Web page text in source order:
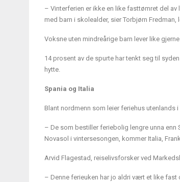
– Vinterferien er ikke en like fasttømret del
med barn i skolealder, sier Torbjørn Fredman,
Voksne uten mindreårige barn lever like
14 prosent av de spurte har tenkt seg til
hytte.
Spania og Italia
Blant nordmenn som leier feriehus utenlands
– De som bestiller feriebolig lengre unna
Novasol i vintersesongen, kommer Italia,
Arvid Flagestad, reiselivsforsker ved
– Denne ferieuken har jo aldri vært et like